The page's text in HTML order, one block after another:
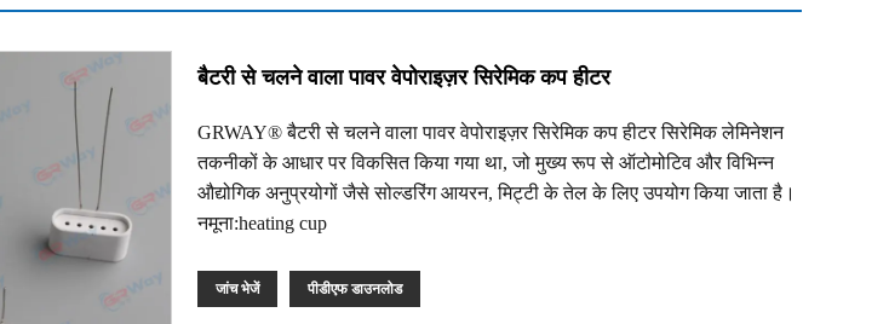
बैटरी से चलने वाला पावर वेपोराइज़र सिरेमिक कप हीटर
GRWAY® बैटरी से चलने वाला पावर वेपोराइज़र सिरेमिक कप हीटर सिरेमिक लेमिनेशन
तकनीकों के आधार पर विकसित किया गया था, जो मुख्य रूप से ऑटोमोटिव और विभिन्न
औद्योगिक अनुप्रयोगों जैसे सोल्डरिंग आयरन, मिट्टी के तेल के लिए उपयोग किया जाता है।
नमूना:heating cup
जांच भेजें पीडीएफ डाउनलोड